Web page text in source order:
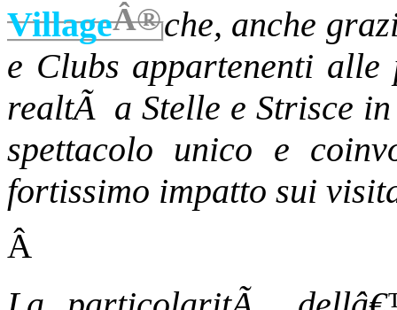
VillageÂ®che, anche
e Clubs appartenenti alle
realtÃ a Stelle e Strisce
spettacolo unico e
fortissimo impatto sui
Â